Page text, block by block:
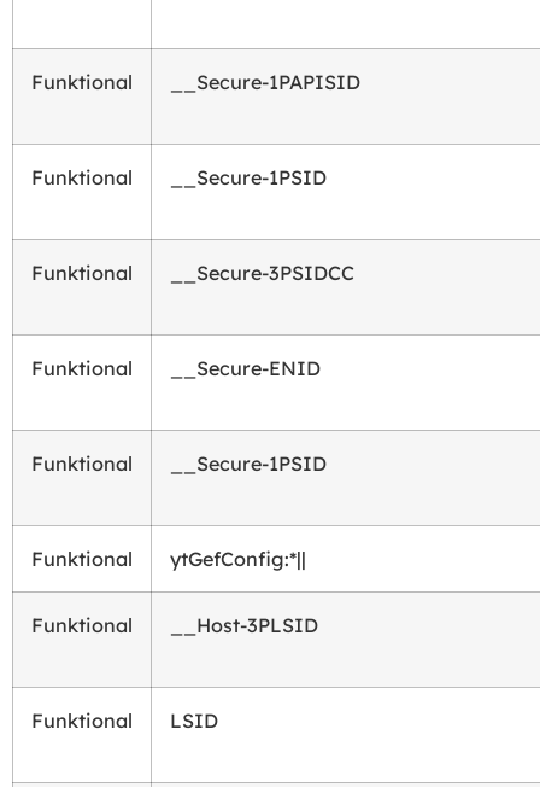
Funktional __Secure-1PAPISID
Funktional __Secure-1PSID
Funktional __Secure-3PSIDCC
Funktional __Secure-ENID
Funktional __Secure-1PSID
Funktional ytGefConfig:*||
Funktional __Host-3PLSID
Funktional LSID